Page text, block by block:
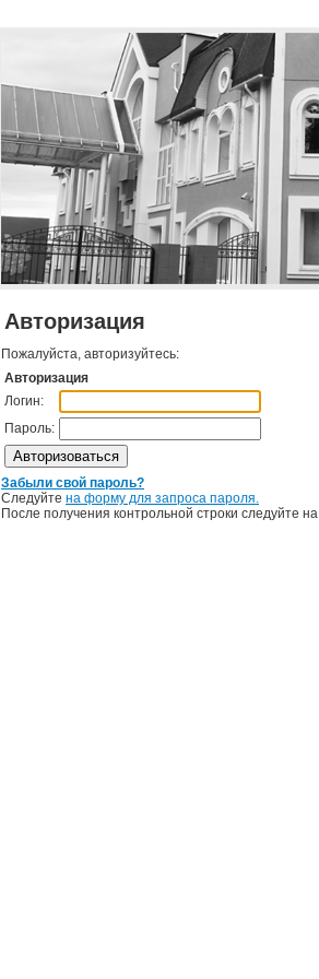
Авторизация
Пожалуйста, авторизуйтесь:
Авторизация
Логин:
Пароль:
Забыли свой пароль?
Следуйте на форму для запроса пароля.
После получения контрольной строки следуйте на